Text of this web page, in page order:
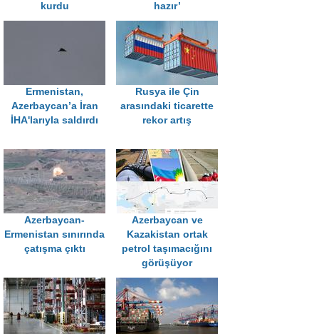
kurdu
hazır’
Ermenistan,
Azerbaycan’a İran
İHA'larıyla saldırdı
Rusya ile Çin
arasındaki ticarette
rekor artış
Azerbaycan-
Ermenistan sınırında
çatışma çıktı
Azerbaycan ve
Kazakistan ortak
petrol taşımacığını
görüşüyor